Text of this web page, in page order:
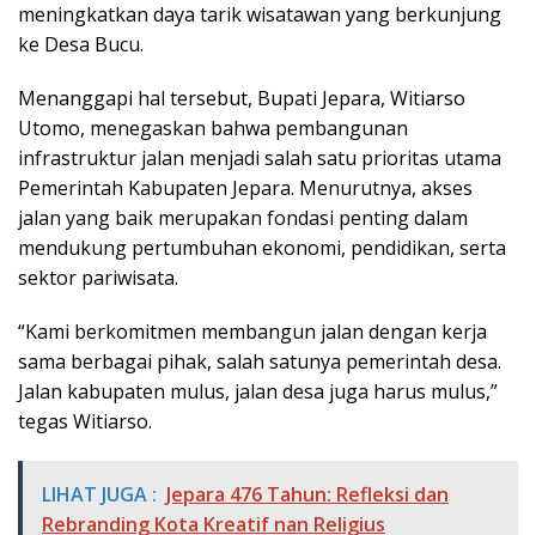
meningkatkan daya tarik wisatawan yang berkunjung
ke Desa Bucu.
Menanggapi hal tersebut, Bupati Jepara, Witiarso
Utomo, menegaskan bahwa pembangunan
infrastruktur jalan menjadi salah satu prioritas utama
Pemerintah Kabupaten Jepara. Menurutnya, akses
jalan yang baik merupakan fondasi penting dalam
mendukung pertumbuhan ekonomi, pendidikan, serta
sektor pariwisata.
“Kami berkomitmen membangun jalan dengan kerja
sama berbagai pihak, salah satunya pemerintah desa.
Jalan kabupaten mulus, jalan desa juga harus mulus,”
tegas Witiarso.
LIHAT JUGA : Jepara 476 Tahun: Refleksi dan
Rebranding Kota Kreatif nan Religius